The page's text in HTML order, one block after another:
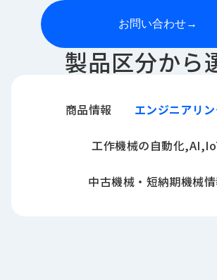
お問い合わせ→
製品区分から
商品情報 エンジニアリ
工作機械の自動化
中古機械・短納期機械